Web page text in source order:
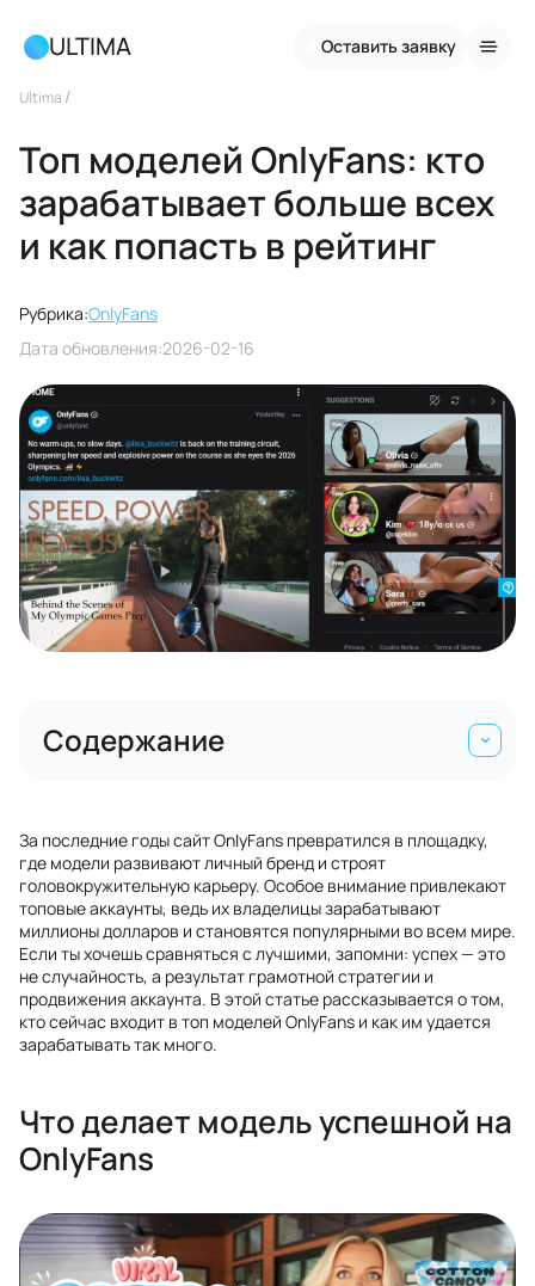
ULTIMA Оставить заявку
Ultima /
Топ моделей OnlyFans: кто
зарабатывает больше всех
и как попасть в рейтинг
Рубрика:OnlyFans
Дата обновления:2026-02-16
Содержание
За последние годы сайт OnlyFans превратился в площадку,
где модели развивают личный бренд и строят
головокружительную карьеру. Особое внимание привлекают
топовые аккаунты, ведь их владелицы зарабатывают
миллионы долларов и становятся популярными во всем мире.
Если ты хочешь сравняться с лучшими, запомни: успех — это
не случайность, а результат грамотной стратегии и
продвижения аккаунта. В этой статье рассказывается о том,
кто сейчас входит в топ моделей OnlyFans и как им удается
зарабатывать так много.
Что делает модель успешной на
OnlyFans